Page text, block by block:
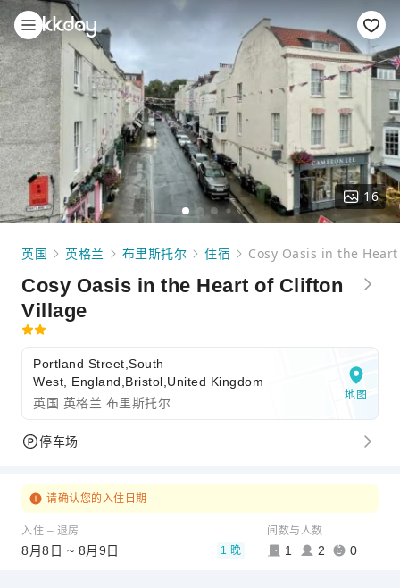
16
英国 英格兰 布里斯托尔 住宿 Cosy Oasis in the
Cosy Oasis in the Heart of Clifton
Village
Portland Street,South
West, England,Bristol,United Kingdom
英国 英格兰 布里斯托尔
地图
停车场
请确认您的入住日期
入住 – 退房
8月8日 ~ 8月9日 1 晚
间数与人数
1 2 0